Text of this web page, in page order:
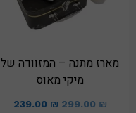
מארז מתנה – המזוודה של
מיקי מאוס
299.00₪
239.00 ₪